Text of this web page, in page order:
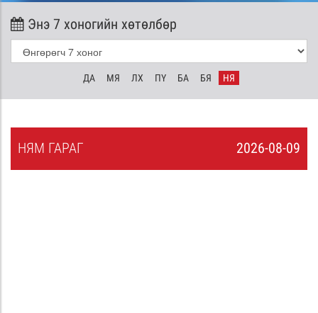
Энэ 7 хоногийн хөтөлбөр
ДА МЯ ЛХ ПҮ БА БЯ НЯ
2026-08-09
НЯМ ГАРАГ